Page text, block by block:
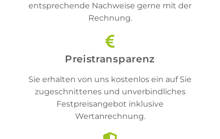
entsprechende Nachweise gerne mit der
Rechnung.
Preistransparenz
Sie erhalten von uns kostenlos ein auf Sie
zugeschnittenes und unverbindliches
Festpreisangebot inklusive
Wertanrechnung.